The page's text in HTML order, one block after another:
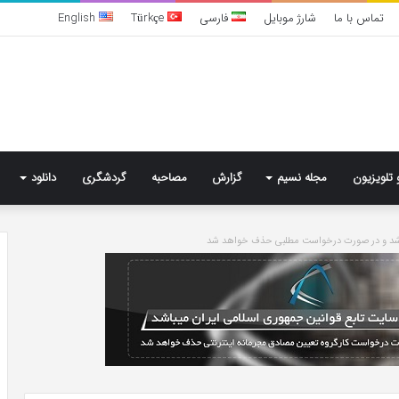
تماس با ما شارژ موبایل فارسی Türkçe
English
تلویزیون مجله نسیم گزارش مصاحبه گردشگری دانلود
و در صورت درخواست مطلبی حذف خواهد شد
سندرم
پرادر-
ویلی
چگونه
انجام
5 روز پیش